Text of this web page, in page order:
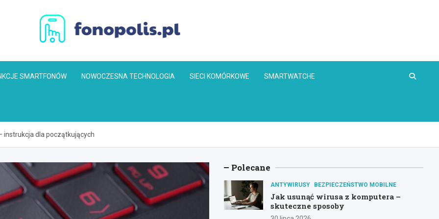
Fonopolis.pl
SMARTFONÓW NOWOCZESNA TECHNOLOGIA SIECI KOMÓRKOWE SMARTWATCHE
instrukcja dla początkujących
Polecane
ANTYWIRUSY BEZPIECZEŃSTWO MOBILNE
Jak usunąć wirusa z komputera –
skuteczne sposoby